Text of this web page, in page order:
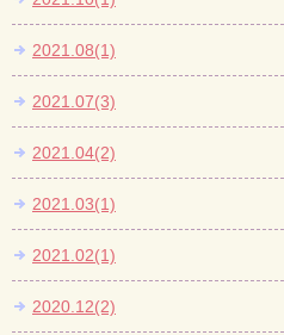
2021.08(1)
2021.07(3)
2021.04(2)
2021.03(1)
2021.02(1)
2020.12(2)